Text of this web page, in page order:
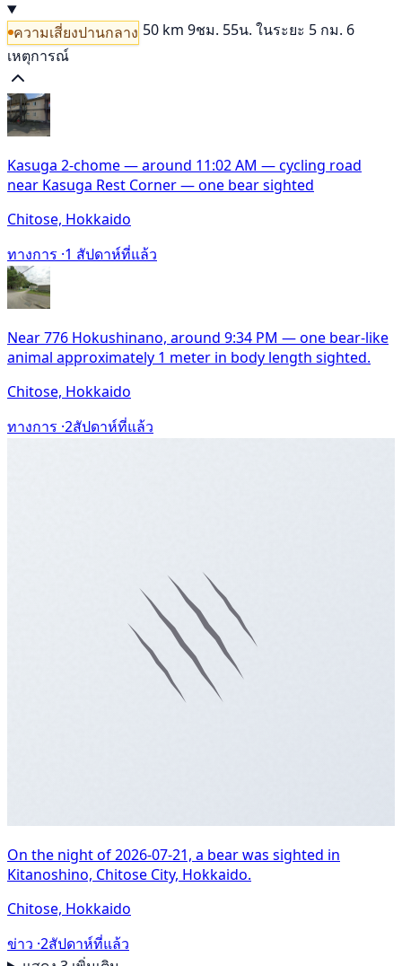
ความเสี่ยงปานกลาง 50 km 9ชม. 55น. ในระยะ 5 กม. 6
เหตุการณ์
Kasuga 2-chome — around 11:02 AM — cycling road
near Kasuga Rest Corner — one bear sighted
Chitose, Hokkaido
ทางการ ·1 สัปดาห์ที่แล้ว
Near 776 Hokushinano, around 9:34 PM — one bear-like
animal approximately 1 meter in body length sighted.
Chitose, Hokkaido
ทางการ ·2สัปดาห์ที่แล้ว
On the night of 2026-07-21, a bear was sighted in
Kitanoshino, Chitose City, Hokkaido.
Chitose, Hokkaido
ข่าว ·2สัปดาห์ที่แล้ว